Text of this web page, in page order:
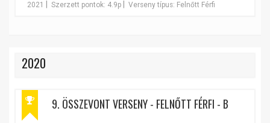
2021 Szerzett pontok: 4.9p Verseny típus: Felnőtt Férfi
2020
9. ÖSSZEVONT VERSENY - FELNŐTT FÉRFI - B